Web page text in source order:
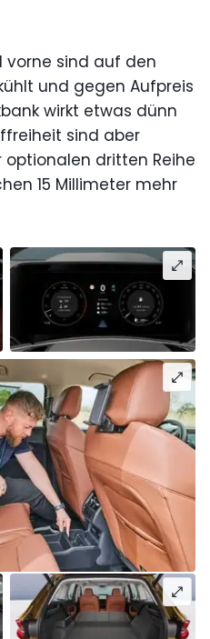
vorne sind auf den
und gegen Aufpreis
wirkt etwas dünn
sind aber
optionalen dritten Reihe
15 Millimeter mehr